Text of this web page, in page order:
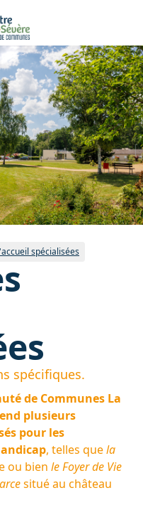
spécialisées
spécialisées
spécifiques.
de Communes La
plusieurs
pour les
, telles quela
ou bien le Foyer de Vie
situé au château